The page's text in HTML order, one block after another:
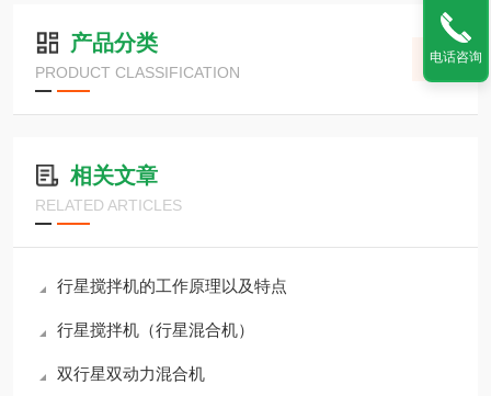
产品分类
PRODUCT CLASSIFICATION
相关文章
RELATED ARTICLES
行星搅拌机的工作原理以及特点
行星搅拌机（行星混合机）
双行星双动力混合机
电话咨询